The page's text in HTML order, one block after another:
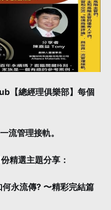
【總經理俱樂部】每個
流管理接軌。
精選主題分享：
永流傳? 〜精彩完結篇